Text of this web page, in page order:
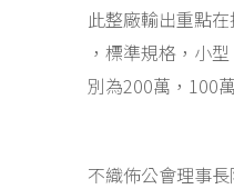
此整廠輸出重點
，標準規格，小
別為200萬，100
不織佈公會理事